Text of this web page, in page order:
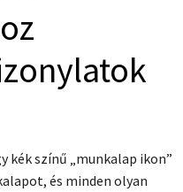
kék színű „munkalap ikon”
és minden olyan